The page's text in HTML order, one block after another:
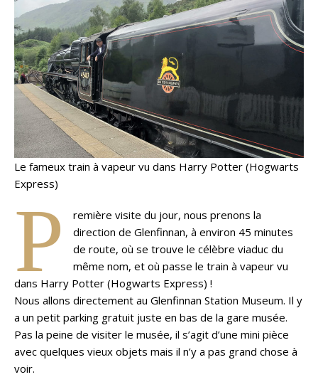
Le fameux train à vapeur vu dans Harry Potter (Hogwarts
Express)
P
remière visite du jour, nous prenons la
direction de Glenfinnan, à environ 45 minutes
de route, où se trouve le célèbre viaduc du
même nom, et où passe le train à vapeur vu
dans Harry Potter (Hogwarts Express) !
Nous allons directement au Glenfinnan Station Museum. Il y
a un petit parking gratuit juste en bas de la gare musée.
Pas la peine de visiter le musée, il s’agit d’une mini pièce
avec quelques vieux objets mais il n’y a pas grand chose à
voir.